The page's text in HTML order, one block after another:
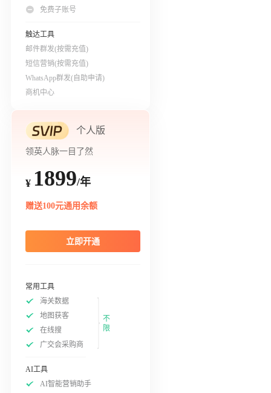
免费子账号
触达工具
邮件群发(按需充值)
短信营销(按需充值)
WhatsApp群发(自助申请)
商机中心
个人版
领英人脉一目了然
¥ 1899/年
赠送100元通用余额
立即开通
常用工具
海关数据
地图获客
在线搜
广交会采购商
不
限
AI工具
AI智能营销助手